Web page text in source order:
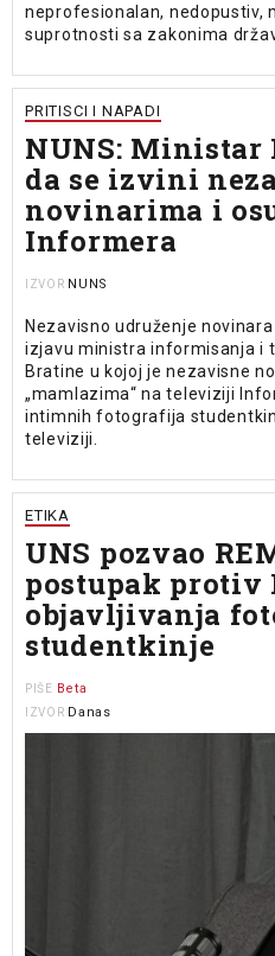
neprofesionalan, nedopustiv,
suprotnosti sa zakonima
PRITISCI I NAPADI
NUNS: Ministar
da se izvini
novinarima i
Informera
IZVOR NUNS
Nezavisno udruženje
izjavu ministra informisanja i
Bratine u kojoj je nezavisne
„mamlazima“ na televiziji
intimnih fotografija
televiziji.
ETIKA
UNS pozvao
postupak protiv
objavljivanja
studentkinje
PIŠE Beta
IZVOR Danas